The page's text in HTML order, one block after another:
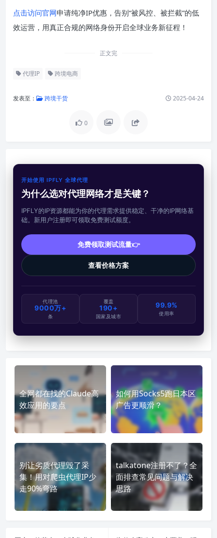
点击访问官网申请纯净IP优惠，告别“被风控、被拦截”的低
效运营，用真正合规的网络身份开启全球业务新征程！
正文完
代理IP 跨境电商
发表至： 跨境干货 2025-04-24
0
开始使用 IPFLY 全球代理
为什么选对代理网络才是关键？
IPFLY的IP资源都能为你的代理需求提供稳定、干净的IP网络基
础。新用户注册即可领取免费测试额度。
免费领取测试流量👉
查看价格方案
代理池
9000万+
条
覆盖
190+
国家及城市
99.9%
使用率
全网都在找的Claude高
效应用的要点
如何用Socks5跑日本区
广告更顺滑？
别让劣质代理毁了采
集！用对爬虫代理IP少
走90%弯路
talkatone注册不了？全
面排查常见问题与解决
思路